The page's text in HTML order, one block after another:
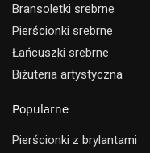
Bransoletki srebrne
Pierścionki srebrne
Łańcuszki srebrne
Biżuteria artystyczna
Popularne
Pierścionki z brylantami